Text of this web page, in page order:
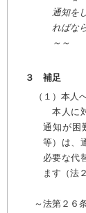
通知を
ればな
～～
３ 補足
（１）本人
本人に
通知が困
等）は、
必要な代
ます（法
～法第２６